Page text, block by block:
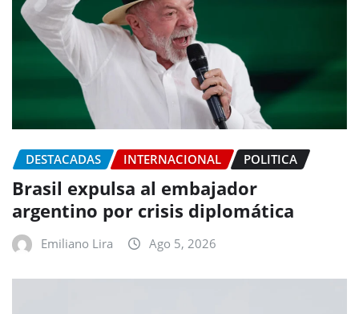
DESTACADAS INTERNACIONAL POLITICA
Brasil expulsa al embajador
argentino por crisis diplomática
Emiliano Lira Ago 5, 2026